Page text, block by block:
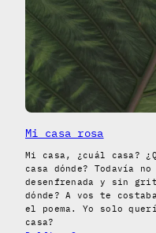
Mi casa rosa
Mi casa, ¿cuál casa?
casa dónde? Todavía
desenfrenada y sin
dónde? A vos te
el poema. Yo solo
casa?